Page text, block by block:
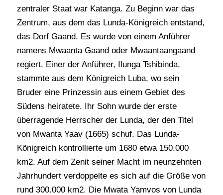
zentraler Staat war Katanga. Zu Beginn war das
Zentrum, aus dem das Lunda-Königreich entstand,
das Dorf Gaand. Es wurde von einem Anführer
namens Mwaanta Gaand oder Mwaantaangaand
regiert. Einer der Anführer, Ilunga Tshibinda,
stammte aus dem Königreich Luba, wo sein
Bruder eine Prinzessin aus einem Gebiet des
Südens heiratete. Ihr Sohn wurde der erste
überragende Herrscher der Lunda, der den Titel
von Mwanta Yaav (1665) schuf. Das Lunda-
Königreich kontrollierte um 1680 etwa 150.000
km2. Auf dem Zenit seiner Macht im neunzehnten
Jahrhundert verdoppelte es sich auf die Größe von
rund 300.000 km2. Die Mwata Yamvos von Lunda